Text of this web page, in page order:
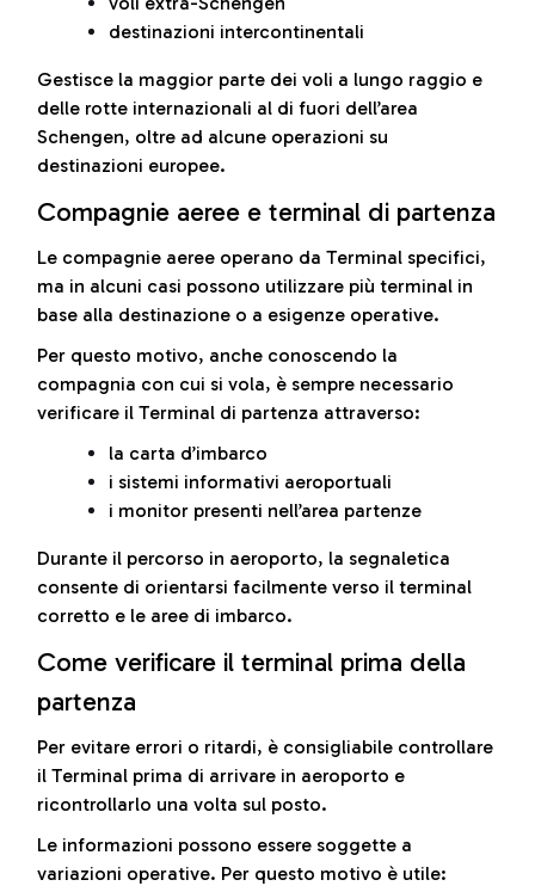
destinazioni intercontinentali
Gestisce la maggior parte dei voli a lungo raggio e
delle rotte internazionali al di fuori dell’area
Schengen, oltre ad alcune operazioni su
destinazioni europee.
Compagnie aeree e terminal di partenza
Le compagnie aeree operano da Terminal specifici,
ma in alcuni casi possono utilizzare più terminal in
base alla destinazione o a esigenze operative.
Per questo motivo, anche conoscendo la
compagnia con cui si vola, è sempre necessario
verificare il Terminal di partenza attraverso:
la carta d’imbarco
i sistemi informativi aeroportuali
i monitor presenti nell’area partenze
Durante il percorso in aeroporto, la segnaletica
consente di orientarsi facilmente verso il terminal
corretto e le aree di imbarco.
Come verificare il terminal prima della
partenza
Per evitare errori o ritardi, è consigliabile controllare
il Terminal prima di arrivare in aeroporto e
ricontrollarlo una volta sul posto.
Le informazioni possono essere soggette a
variazioni operative. Per questo motivo è utile: